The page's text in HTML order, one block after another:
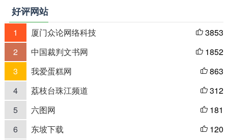
好评网站
1 厦门众论网络科技  3853
2
中国裁判文书网  1852
3
我爱蛋糕网  863
4
荔枝台珠江频道  312
5
六图网  181
6
东坡下载  120